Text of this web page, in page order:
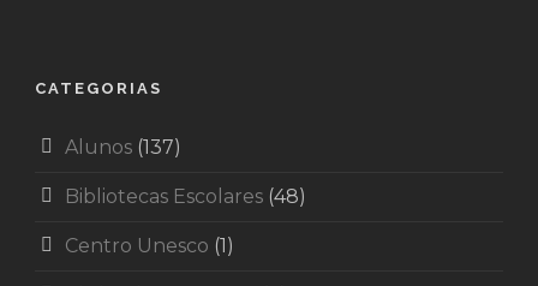
CATEGORIAS
Alunos (137)
Bibliotecas Escolares (48)
Centro Unesco (1)